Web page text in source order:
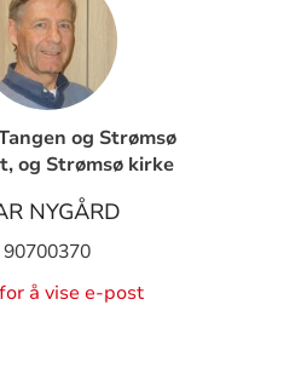
og Strømsø
og Strømsø kirke
NYGÅRD
90700370
å vise e-post